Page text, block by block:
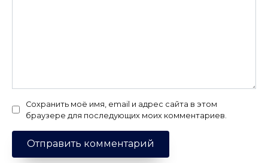
Сохранить моё имя, email и адрес сайта в этом
браузере для последующих моих комментариев.